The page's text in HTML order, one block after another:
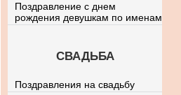
Поздравление с днем
рождения девушкам по именам
СВАДЬБА
Поздравления на свадьбу